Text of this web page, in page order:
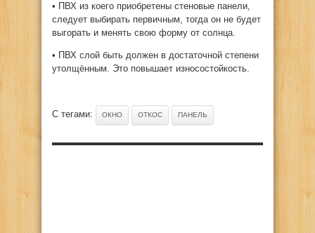
• ПВХ из коего приобретены стеновые панели,
следует выбирать первичным, тогда он не будет
выгорать и менять свою форму от солнца.
• ПВХ слой быть должен в достаточной степени
утолщённым. Это повышает износостойкость.
С тегами: ОКНО ОТКОС ПАНЕЛЬ